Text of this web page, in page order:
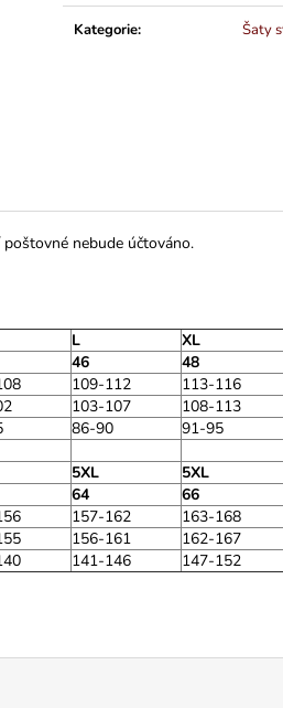
Kategorie: Šaty
nebude účtováno.
L XL
46 48
109-112 113-116
103-107 108-113
86-90 91-95
5XL 5XL
64 66
157-162 163-168
156-161 162-167
141-146 147-152